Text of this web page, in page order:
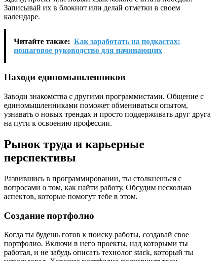
Записывай их в блокнот или делай отметки в своем
календаре.
Читайте также: Как заработать на подкастах:
пошаговое руководство для начинающих
Находи единомышленников
Заводи знакомства с другими программистами. Общение с
единомышленниками поможет обмениваться опытом,
узнавать о новых трендах и просто поддерживать друг друга
на пути к освоению профессии.
Рынок труда и карьерные
перспективы
Развившись в программировании, ты столкнешься с
вопросами о том, как найти работу. Обсудим несколько
аспектов, которые помогут тебе в этом.
Создание портфолио
Когда ты будешь готов к поиску работы, создавай свое
портфолио. Включи в него проекты, над которыми ты
работал, и не забудь описать технолог stack, который ты